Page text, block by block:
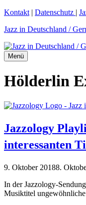
Zum
springen
Kontakt | Datenschutz |
Jazz in Deutschland /
Menü
Hölderlin
Jazzology
interessanten
9. Oktober 20188.
In der Jazzology-
Musiktitel